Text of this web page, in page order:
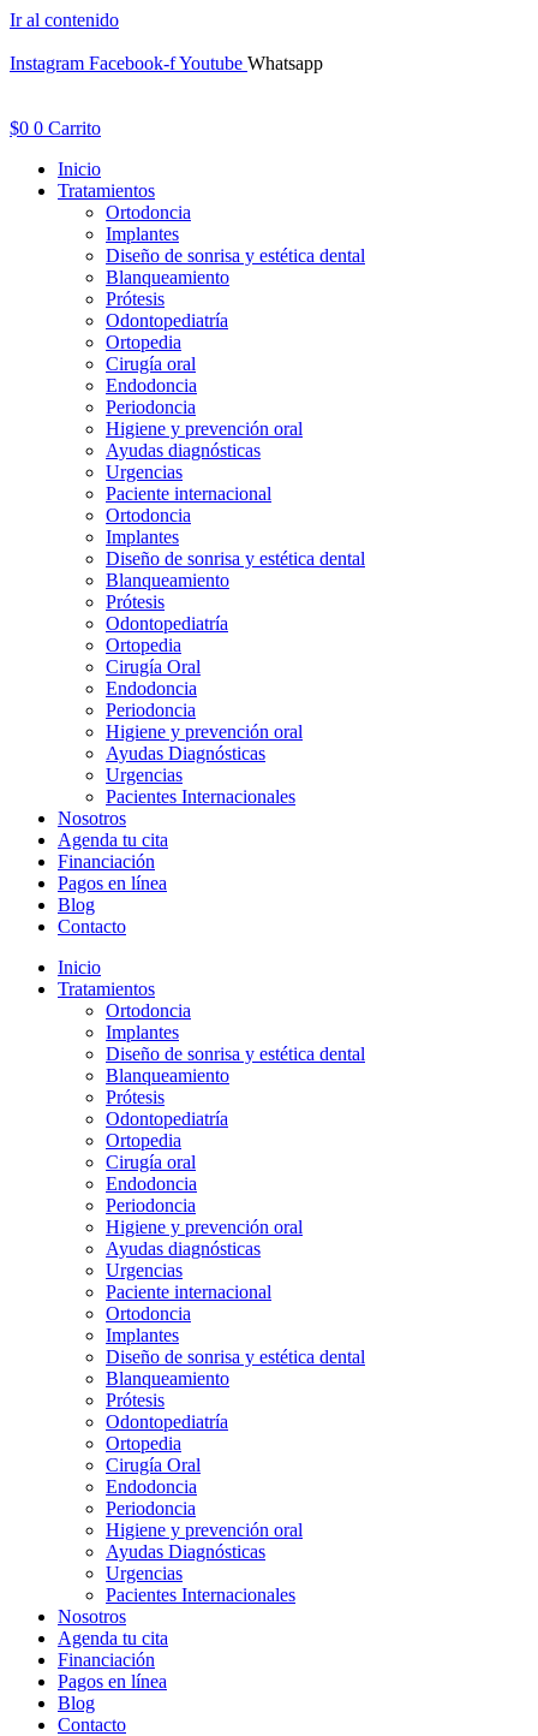
Ir al contenido
Instagram Facebook-fYoutube Whatsapp
$0 0 Carrito
Inicio
Tratamientos
Ortodoncia
Implantes
Diseño de sonrisa y estética dental
Blanqueamiento
Prótesis
Odontopediatría
Ortopedia
Cirugía oral
Endodoncia
Periodoncia
Higiene y prevención oral
Ayudas diagnósticas
Urgencias
Paciente internacional
Ortodoncia
Implantes
Diseño de sonrisa y estética dental
Blanqueamiento
Prótesis
Odontopediatría
Ortopedia
Cirugía Oral
Endodoncia
Periodoncia
Higiene y prevención oral
Ayudas Diagnósticas
Urgencias
Pacientes Internacionales
Nosotros
Agenda tu cita
Financiación
Pagos en línea
Blog
Contacto
Inicio
Tratamientos
Ortodoncia
Implantes
Diseño de sonrisa y estética dental
Blanqueamiento
Prótesis
Odontopediatría
Ortopedia
Cirugía oral
Endodoncia
Periodoncia
Higiene y prevención oral
Ayudas diagnósticas
Urgencias
Paciente internacional
Ortodoncia
Implantes
Diseño de sonrisa y estética dental
Blanqueamiento
Prótesis
Odontopediatría
Ortopedia
Cirugía Oral
Endodoncia
Periodoncia
Higiene y prevención oral
Ayudas Diagnósticas
Urgencias
Pacientes Internacionales
Nosotros
Agenda tu cita
Financiación
Pagos en línea
Blog
Contacto